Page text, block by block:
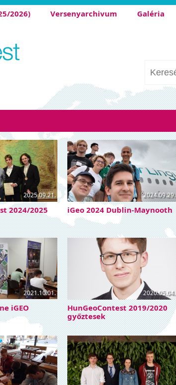
2026) Versenyarchivum Galéria
2025.09.21.
2024/2025
2024.09.29.
iGeo 2024 Dublin-Maynooth
2021.10.01.
iGEO
2020.05.04.
HunGeoContest 2019/2020
győztesek